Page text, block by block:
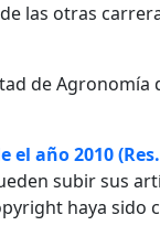
las otras
de Agronomía
año 2010 (Res.
subir sus
haya sido